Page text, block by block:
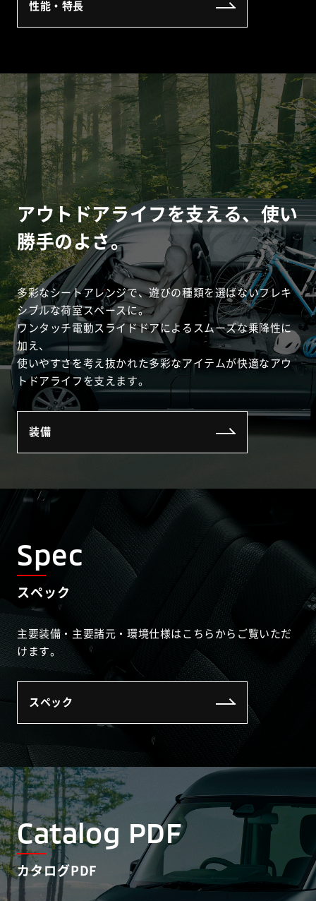
性能・特長
アウトドアライフを支える、使い
勝手のよさ。
多彩なシートアレンジで、遊びの種類を選ばないフレキ
シブルな荷室スペースに。
ワンタッチ電動スライドドアによるスムーズな乗降性に
加え、
使いやすさを考え抜かれた多彩なアイテムが快適なアウ
トドアライフを支えます。
装備
Spec
スペック
主要装備・主要諸元・環境仕様はこちらからご覧いただ
けます。
スペック
Catalog PDF
カタログPDF